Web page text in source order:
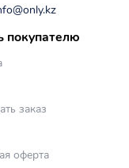
покупателю
заказ
оферта